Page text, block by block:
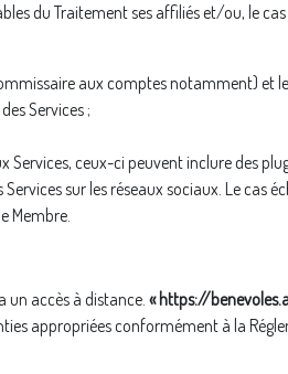
du Traitement ses affiliés et/ou, le
aux comptes notamment) et
Services ;
Services, ceux-ci peuvent inclure des
sur les réseaux sociaux. Le cas
Membre.
un accès à distance. « https://
appropriées conformément à la